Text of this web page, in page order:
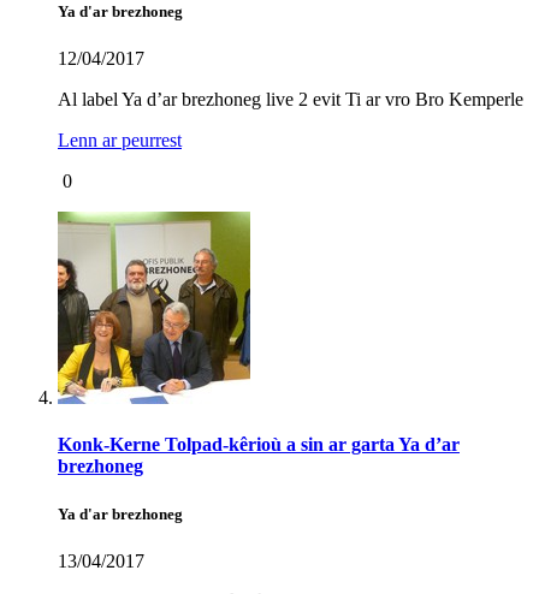
Ya d'ar brezhoneg
12/04/2017
Al label Ya d’ar brezhoneg live 2 evit Ti ar vro Bro Kemperle
Lenn ar peurrest
0
Konk-Kerne Tolpad-kêrioù a sin ar garta Ya d’ar
brezhoneg
Ya d'ar brezhoneg
13/04/2017